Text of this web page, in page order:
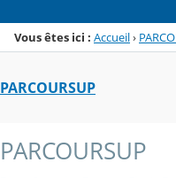
Vous êtes ici : Accueil›
PARCOURSUP
PARCOURSUP